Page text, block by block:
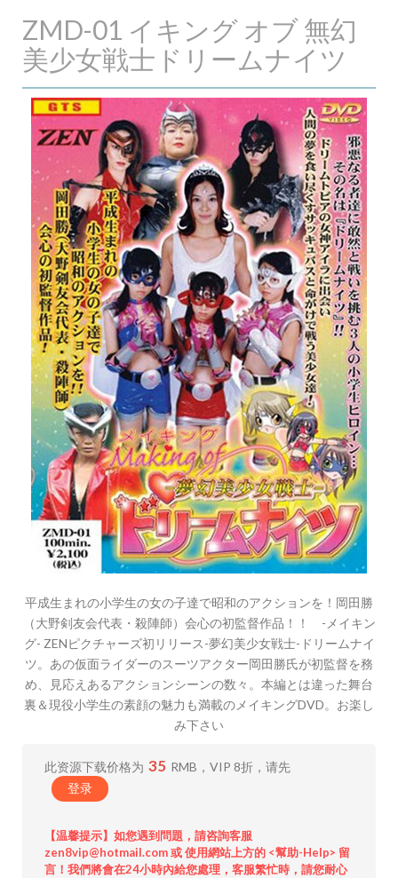
ZMD-01 イキング オブ 無幻
美少女戦士ドリームナイツ
平成生まれの小学生の女の子達で昭和のアクションを！岡田勝
（大野剣友会代表・殺陣師）会心の初監督作品！！ -メイキン
グ- ZENピクチャーズ初リリース-夢幻美少女戦士-ドリームナイ
ツ。あの仮面ライダーのスーツアクター岡田勝氏が初監督を務
め、見応えあるアクションシーンの数々。本編とは違った舞台
裏＆現役小学生の素顔の魅力も満載のメイキングDVD。お楽し
み下さい
此资源下载价格为 35 RMB，VIP 8折，请先
登录
【温馨提示】如您遇到問題，請咨詢客服
zen8vip@hotmail.com 或 使用網站上方的 <幫助-Help> 留
言！我們將會在24小時內給您處理，客服繁忙時，請您耐心